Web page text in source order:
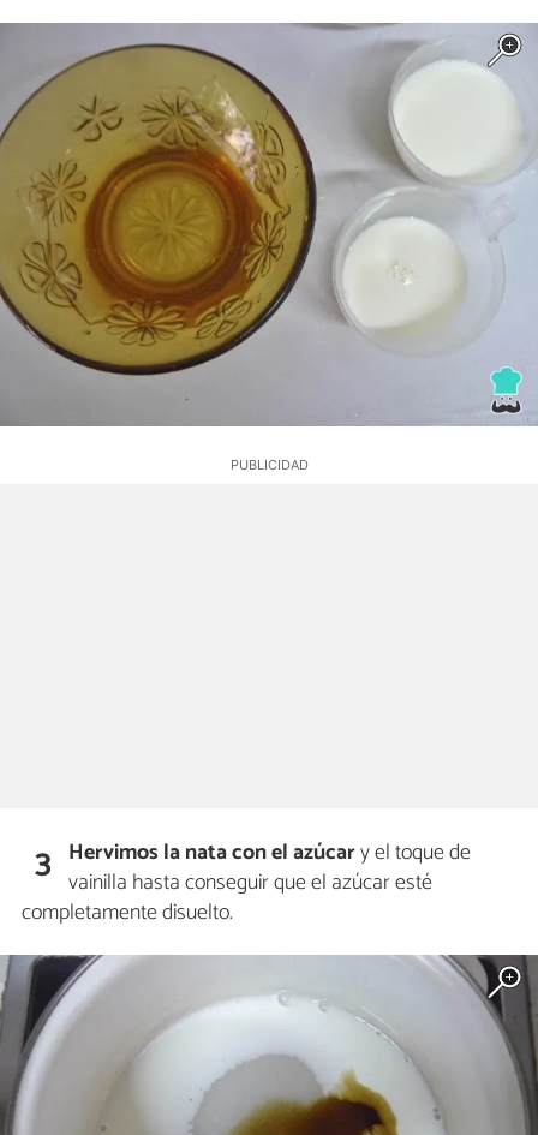
3 Hervimos la nata con el azúcary el toque de
vainilla hasta conseguir que el azúcar esté
completamente disuelto.